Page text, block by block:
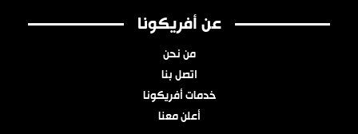
عن أفريكونا
من نحن
اتصل بنا
خدمات أفريكونا
أعلن معنا